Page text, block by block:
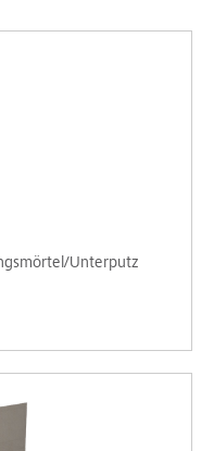
Unterputz